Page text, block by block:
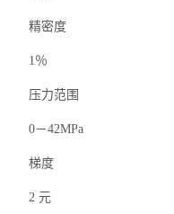
精密度
1％
压力范围
0－42MPa
梯度
2 元